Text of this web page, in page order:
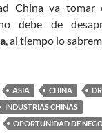
China va tomar
debe de
, al tiempo lo
ASIA CHINA
INDUSTRIAS CHINAS
OPORTUNIDAD DE